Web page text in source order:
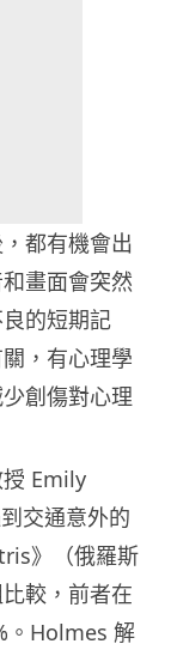
都有機會出
畫面會突然
的短期記
，有心理學
創傷對心理
Emily
交通意外的
》（俄羅斯
較，前者在
。Holmes 解